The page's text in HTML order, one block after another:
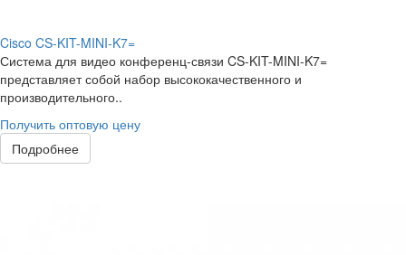
Cisco CS-KIT-MINI-K7=
Система для видео конференц-связи CS-KIT-MINI-K7=
представляет собой набор высококачественного и
производительного..
Получить оптовую цену
Подробнее